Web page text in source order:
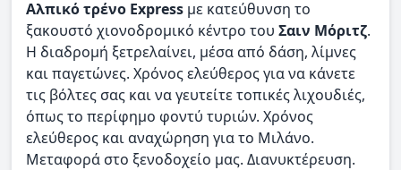
Αλπικό τρένο Express με κατεύθυνση το
ξακουστό χιονοδρομικό κέντρο του Σαιν Μόριτζ.
Η διαδρομή ξετρελαίνει, μέσα από δάση, λίμνες
και παγετώνες. Χρόνος ελεύθερος για να κάνετε
τις βόλτες σας και να γευτείτε τοπικές λιχουδιές,
όπως το περίφημο φοντύ τυριών. Χρόνος
ελεύθερος και αναχώρηση για το Μιλάνο.
Μεταφορά στο ξενοδοχείο μας. Διανυκτέρευση.